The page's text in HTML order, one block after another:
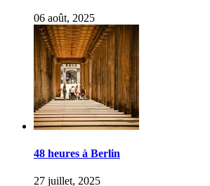
06 août, 2025
48 heures à Berlin
27 juillet, 2025